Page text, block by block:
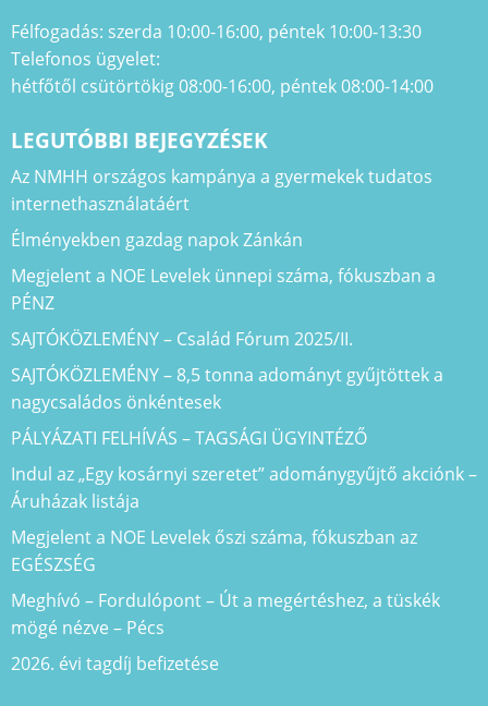
Félfogadás: szerda 10:00-16:00, péntek 10:00-13:30
Telefonos ügyelet:
hétfőtől csütörtökig 08:00-16:00, péntek 08:00-14:00
LEGUTÓBBI BEJEGYZÉSEK
Az NMHH országos kampánya a gyermekek tudatos
internethasználatáért
Élményekben gazdag napok Zánkán
Megjelent a NOE Levelek ünnepi száma, fókuszban a
PÉNZ
SAJTÓKÖZLEMÉNY – Család Fórum 2025/II.
SAJTÓKÖZLEMÉNY – 8,5 tonna adományt gyűjtöttek a
nagycsaládos önkéntesek
PÁLYÁZATI FELHÍVÁS – TAGSÁGI ÜGYINTÉZŐ
Indul az „Egy kosárnyi szeretet” adománygyűjtő akciónk –
Áruházak listája
Megjelent a NOE Levelek őszi száma, fókuszban az
EGÉSZSÉG
Meghívó – Fordulópont – Út a megértéshez, a tüskék
mögé nézve – Pécs
2026. évi tagdíj befizetése